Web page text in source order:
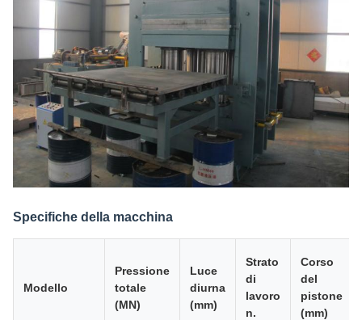
Specifiche della macchina
Modello
Pressione
totale
(MN)
Luce
diurna
(mm)
Strato
di
lavoro
n.
Corso
del
pistone
(mm)